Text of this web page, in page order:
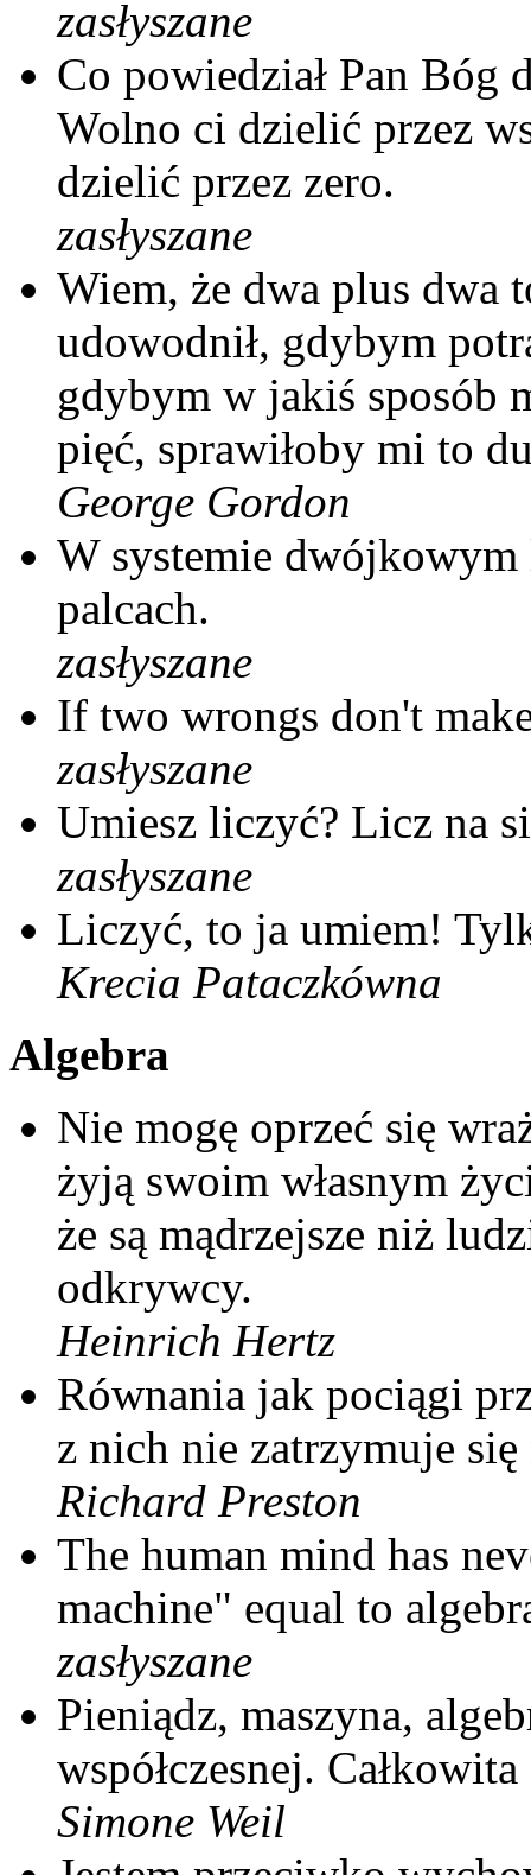
zasłyszane
Co powiedział Pan Bóg
Wolno ci dzielić przez
dzielić przez zero.
zasłyszane
Wiem, że dwa plus dwa
udowodnił, gdybym
gdybym w jakiś sposób
pięć, sprawiłoby mi to
George Gordon
W systemie
palcach.
zasłyszane
If two wrongs don't
zasłyszane
Umiesz liczyć? Licz na
zasłyszane
Liczyć, to ja umiem!
Krecia Pataczkówna
Algebra
Nie mogę oprzeć się
żyją swoim własnym
że są mądrzejsze niż
odkrywcy.
Heinrich Hertz
Równania jak pociągi
z nich nie zatrzymuje
Richard Preston
The human mind has
machine" equal to
zasłyszane
Pieniądz, maszyna,
współczesnej.
Simone Weil